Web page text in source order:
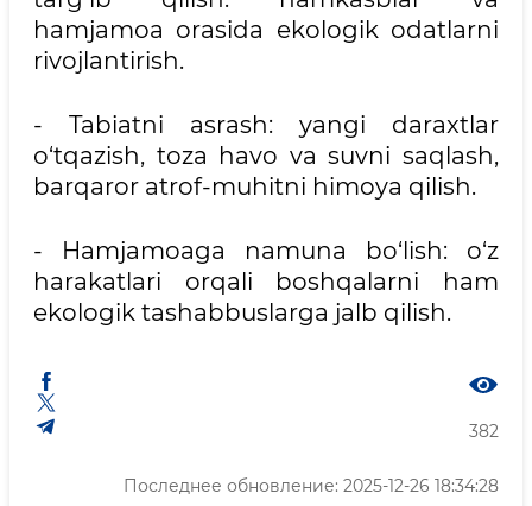
hamjamoa orasida ekologik odatlarni
rivojlantirish.
- Tabiatni asrash: yangi daraxtlar
o‘tqazish, toza havo va suvni saqlash,
barqaror atrof-muhitni himoya qilish.
- Hamjamoaga namuna bo‘lish: o‘z
harakatlari orqali boshqalarni ham
ekologik tashabbuslarga jalb qilish.
382
Последнее обновление: 2025-12-26 18:34:28